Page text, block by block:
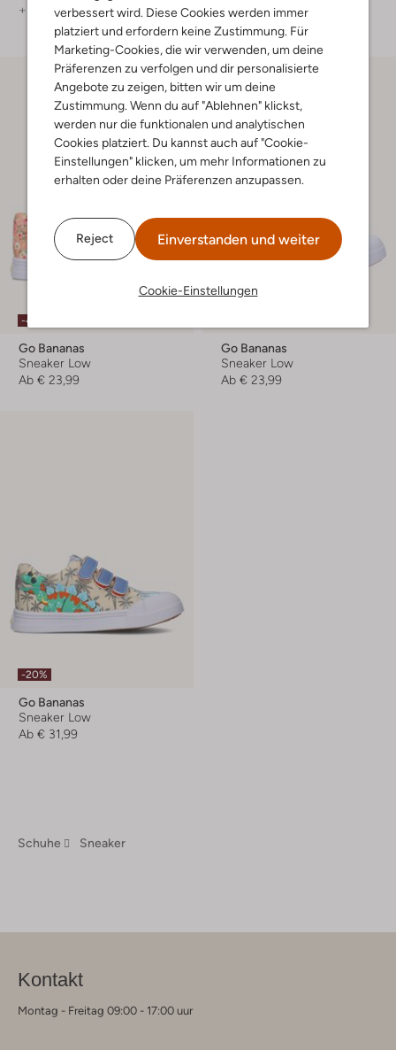
verbessert wird. Diese Cookies werden immer
platziert und erfordern keine Zustimmung. Für
Marketing-Cookies, die wir verwenden, um deine
Präferenzen zu verfolgen und dir personalisierte
Angebote zu zeigen, bitten wir um deine
Zustimmung. Wenn du auf "Ablehnen" klickst,
werden nur die funktionalen und analytischen
Cookies platziert. Du kannst auch auf "Cookie-
Einstellungen" klicken, um mehr Informationen zu
erhalten oder deine Präferenzen anzupassen.
Reject Einverstanden und weiter
Cookie-Einstellungen
+ mehr farben
-40%
Go Bananas
Sneaker Low
Ab € 23,99
Go Bananas
Sneaker Low
Ab € 23,99
-20%
Go Bananas
Sneaker Low
Ab € 31,99
Schuhe Sneaker
Kontakt
Montag - Freitag 09:00 - 17:00 uur